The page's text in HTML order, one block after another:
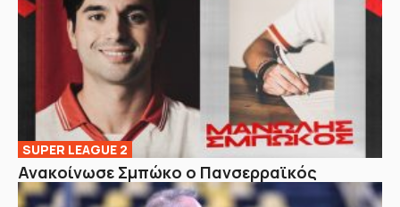
SUPER LEAGUE 2
Ανακοίνωσε Σμπώκο ο Πανσερραϊκός